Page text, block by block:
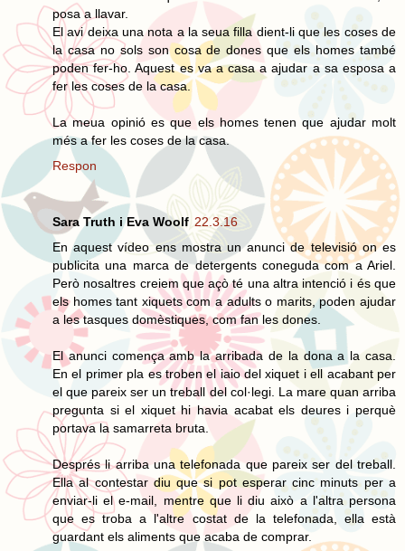
posa a llavar.
El avi deixa una nota a la seua filla dient-li que les coses de
la casa no sols son cosa de dones que els homes també
poden fer-ho. Aquest es va a casa a ajudar a sa esposa a
fer les coses de la casa.
La meua opinió es que els homes tenen que ajudar molt
més a fer les coses de la casa.
Respon
Sara Truth i Eva Woolf 22.3.16
En aquest vídeo ens mostra un anunci de televisió on es
publicita una marca de detergents coneguda com a Ariel.
Però nosaltres creiem que açò té una altra intenció i és que
els homes tant xiquets com a adults o marits, poden ajudar
a les tasques domèstiques, com fan les dones.
El anunci comença amb la arribada de la dona a la casa.
En el primer pla es troben el iaio del xiquet i ell acabant per
el que pareix ser un treball del col·legi. La mare quan arriba
pregunta si el xiquet hi havia acabat els deures i perquè
portava la samarreta bruta.
Després li arriba una telefonada que pareix ser del treball.
Ella al contestar diu que si pot esperar cinc minuts per a
enviar-li el e-mail, mentre que li diu això a l'altra persona
que es troba a l'altre costat de la telefonada, ella està
guardant els aliments que acaba de comprar.